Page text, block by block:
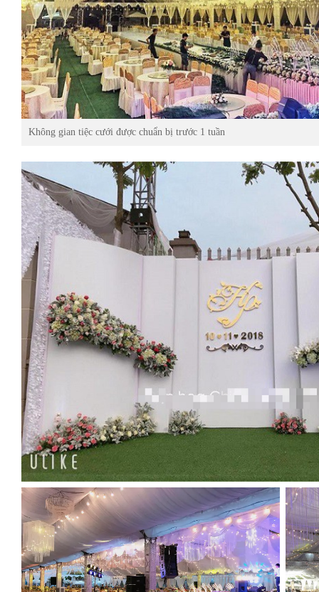
Không gian tiệc cưới được chuẩn bị trước 1 tuần